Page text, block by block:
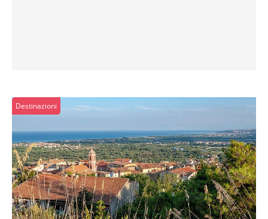
Destinazioni